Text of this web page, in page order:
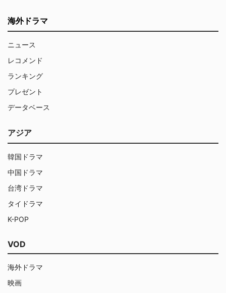
海外ドラマ
ニュース
レコメンド
ランキング
プレゼント
データベース
アジア
韓国ドラマ
中国ドラマ
台湾ドラマ
タイドラマ
K-POP
VOD
海外ドラマ
映画